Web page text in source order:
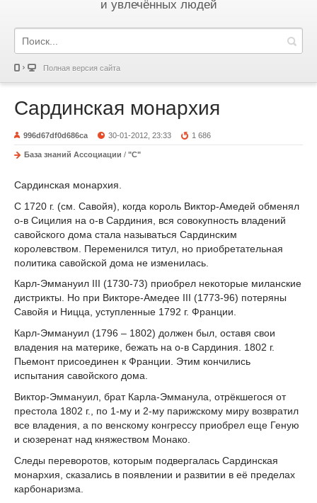
и увлечённых людей
Полная версия сайта
Сардинская монархия
996d67df0d686ca 30-01-2012, 23:33 1 686
База знаний Ассоциации / "С"
Сардинская монархия.
С 1720 г. (см. Савойя), когда король Виктор-Амедей обменял
о-в Сицилия на о-в Сардиния, вся совокупность владений
савойского дома стала называться Сардинским
королевством. Переменился титул, но приобретательная
политика савойской дома не изменилась.
Карл-Эммануил III (1730-73) приобрел некоторые миланские
дистрикты. Но при Викторе-Амедее III (1773-96) потеряны
Савойя и Ницца, уступленные 1792 г. Франции.
Карл-Эммануил (1796 – 1802) должен был, оставя свои
владения на материке, бежать на о-в Сардиния. 1802 г.
Пьемонт присоединен к Франции. Этим кончились
испытания савойского дома.
Виктор-Эммануил, брат Карла-Эмманула, отрёкшегося от
престола 1802 г., по 1-му и 2-му парижскому миру возвратил
все владения, а по венскому конгрессу приобрел еще Геную
и сюзеренат над княжеством Монако.
Следы переворотов, которым подвергалась Сардинская
монархия, сказались в появлении и развитии в её пределах
карбонаризма.